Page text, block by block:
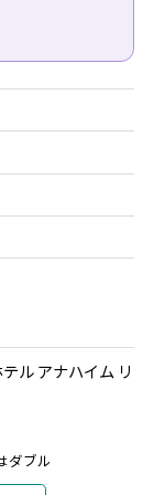
アシスト
チケットをご
いただけるギ
なります。
ル アナハイム リ
ダブル